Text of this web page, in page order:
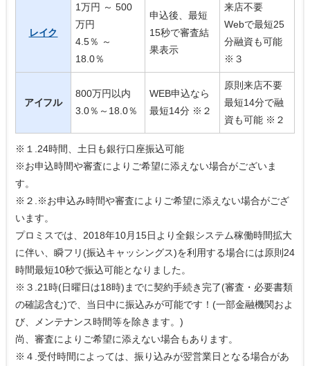
レイク
1万円 ～ 500
万円
4.5％ ～
18.0％
申込後、最短
15秒で審査結
果表示
来店不要
Webで最短25
分融資も可能
※３
アイフル
800万円以内
3.0％～18.0％
WEB申込なら
最短14分 ※２
原則来店不要
最短14分で融
資も可能 ※２
※１.24時間、土日も銀行口座振込可能
※お申込時間や審査によりご希望に添えない場合がございま
す。
※２.※お申込み時間や審査によりご希望に添えない場合がござ
います。
プロミスでは、2018年10月15日より全銀システム稼働時間拡大
に伴い、瞬フリ(振込キャッシングス)を利用する場合には原則24
時間最短10秒で振込可能となりました。
※３.21時(日曜日は18時)までに契約手続き完了(審査・必要書類
の確認含む)で、当日中に振込みが可能です！(一部金融機関およ
び、メンテナンス時間等を除きます。)
尚、審査によりご希望に添えない場合もあります。
※４.受付時間によっては、振り込みが翌営業日となる場合があ